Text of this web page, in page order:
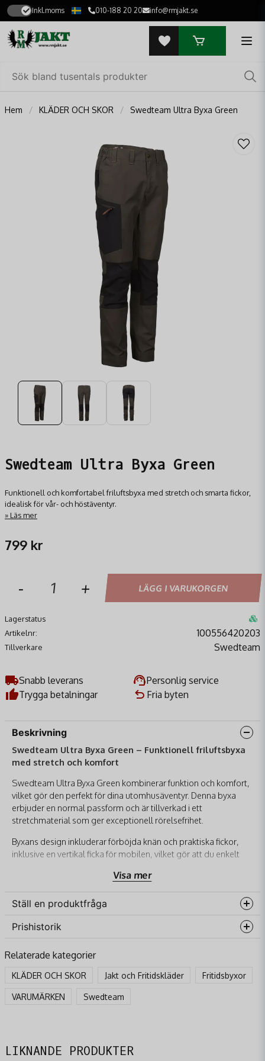
Inkl.moms 010-188 20 20 info@rmjakt.se
Hem KLÄDER OCH SKOR Swedteam Ultra Byxa Green
Swedteam Ultra Byxa Green
Funktionell och komfortabel friluftsbyxa med stretch och smarta fickor,
idealisk för vår- och höstäventyr.
Läs mer
799 kr
- + LÄGG I VARUKORGEN
Lagerstatus
Artikelnr:
100556420203
Tillverkare Swedteam
Snabb leverans
Personlig service
Trygga betalningar
Fria byten
Beskrivning
Swedteam Ultra Byxa Green – Funktionell friluftsbyxa
med stretch och komfort
Swedteam Ultra Byxa Green kombinerar funktion och komfort,
vilket gör den perfekt för dina utomhusäventyr. Denna byxa
erbjuder en normal passform och är tillverkad i ett
stretchmaterial som ger exceptionell rörelsefrihet.
Byxans design inkluderar förböjda knän och praktiska fickor,
inklusive en vertikal ficka för mobilen, vilket gör att du enkelt
till möjligheten att förlänga benen med 5 cm, vilket ger
ytterligare flexibilitet.
Materialet, en blandning av polyester och bomull, är
snabbtorkande och idealiskt för användning under vår och
höst. Oavsett om du är på jakt eller bara njuter av friluftslivet, är
denna byxa ett självklart val.
För den perfekta passformen, välj din vanliga storlek eller en
storlek större om du föredrar en lösare passform.
Egenskaper
Förlängningsbara ben för personlig anpassning
Visa mer
Ställ en produktfråga
question
Fråga oss något om denna produkten...
name
Namn
Mejladress
Prishistorik
Relaterade kategorier
KLÄDER OCH SKOR Jakt och Fritidskläder Fritidsbyxor
VARUMÄRKEN Swedteam
LIKNANDE PRODUKTER